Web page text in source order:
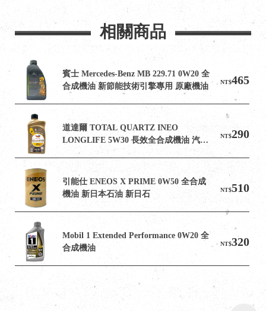
相關商品
NT$465
賓士 Mercedes-Benz MB 229.71 0W20 全
合成機油 新節能技術引擎專用 原廠機油
NT$290
道達爾 TOTAL QUARTZ INEO
LONGLIFE 5W30 長效全合成機油 汽柴
油引擎機油
NT$510
引能仕 ENEOS X PRIME 0W50 全合成
機油 新日本石油 新日石
NT$320
Mobil 1 Extended Performance 0W20 全
合成機油